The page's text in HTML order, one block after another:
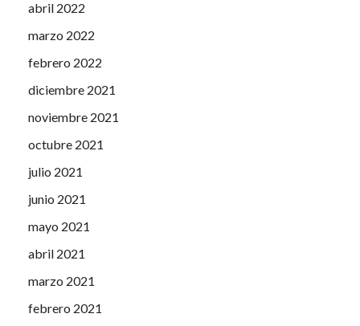
abril 2022
marzo 2022
febrero 2022
diciembre 2021
noviembre 2021
octubre 2021
julio 2021
junio 2021
mayo 2021
abril 2021
marzo 2021
febrero 2021